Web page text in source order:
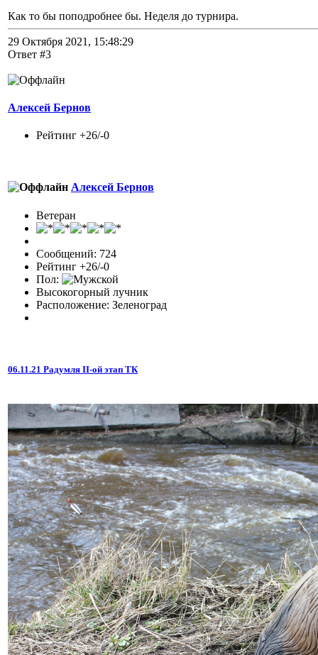
Как то бы поподробнее бы. Неделя до турнира.
29 Октября 2021, 15:48:29
Ответ #3
Алексей Бернов
Рейтинг +26/-0
Алексей Бернов
Ветеран
Сообщений: 724
Рейтинг +26/-0
Пол:
Высокогорный лучник
Расположение: Зеленоград
06.11.21 Радумля II-ой этап ТК